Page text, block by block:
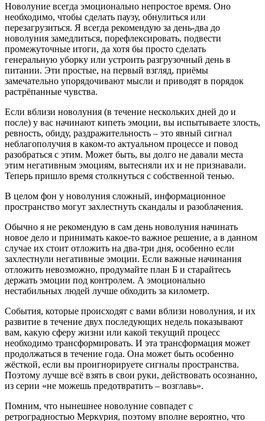
Новолуние всегда эмоционально непростое время. Оно
необходимо, чтобы сделать паузу, обнулиться или
перезагрузиться. Я всегда рекомендую за день-два до
новолуния замедлиться, порефлексировать, подвести
промежуточные итоги, да хотя бы просто сделать
генеральную уборку или устроить разгрузочный день в
питании. Эти простые, на первый взгляд, приёмы
замечательно упорядочивают мысли и приводят в порядок
растрёпанные чувства.
Если вблизи новолуния (в течение нескольких дней до и
после) у вас начинают кипеть эмоции, вы испытываете злость,
ревность, обиду, раздражительность – это явный сигнал
неблагополучия в каком-то актуальном процессе и повод
разобраться с этим. Может быть, вы долго не давали места
этим негативным эмоциям, вытесняли их и не признавали.
Теперь пришло время столкнуться с собственной тенью.
В целом фон у новолуния сложный, информационное
пространство могут захлестнуть скандалы и разоблачения.
Обычно я не рекомендую в сам день новолуния начинать
новое дело и принимать какое-то важное решение, а в данном
случае их стоит отложить на два-три дня, особенно если
захлестнули негативные эмоции. Если важные начинания
отложить невозможно, продумайте план Б и старайтесь
держать эмоции под контролем. А эмоционально
нестабильных людей лучше обходить за километр.
События, которые происходят с вами вблизи новолуния, и их
развитие в течение двух последующих недель показывают
вам, какую сферу жизни или какой текущий процесс
необходимо трансформировать. И эта трансформация может
продолжаться в течение года. Она может быть особенно
жёсткой, если вы проигнорируете сигналы пространства.
Поэтому лучше всё взять в свои руки, действовать осознанно,
из серии «не можешь предотвратить – возглавь».
Помним, что нынешнее новолуние совпадет с
ретроградностью Меркурия, поэтому вполне вероятно, что